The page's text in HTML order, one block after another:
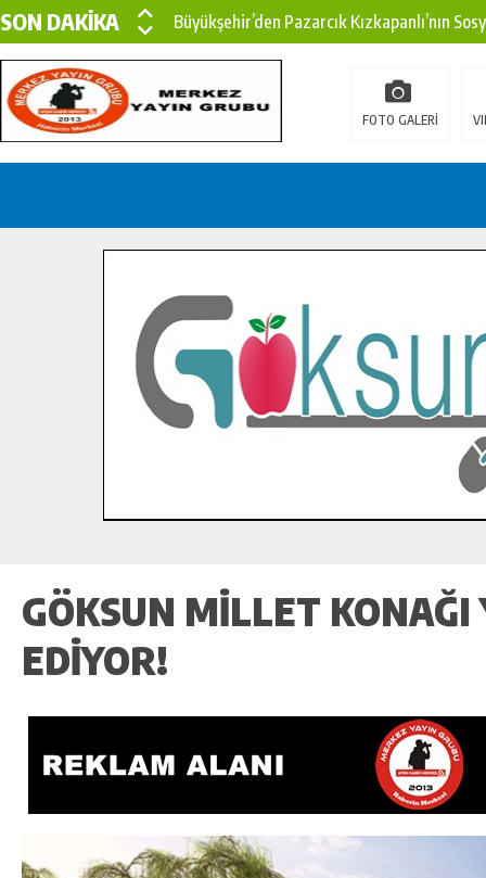
SON DAKİKA
Büyükşehir’den Pazarcık Kızkapanlı’nın
Büyükşehir’den Pazarcık Kırsalına Modern
Çin’den KSÜ’ye Uluslararası Başarı:
İlçe Jandarma Komutanı Karakaya’dan
Bertiz’in Yeni Köprüsünde Sona Doğru.
FOTO GALERİ
GÖKSUN MILLET
EDIYOR!